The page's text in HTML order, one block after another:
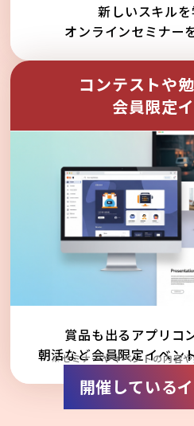
新しいスキル
オンラインセミナー
コンテストや
会員限定
賞品も出るアプリコ
朝活など会員限定イベン
※セミナーやイベントの内容
開催している